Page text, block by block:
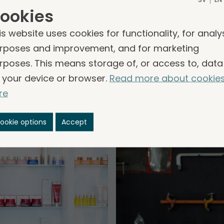
die aus Gruppen­unternehmen bestehen, die
sind. Die Leiter der
die Entwicklung der Gruppen­unternehmen
website uses cookies for functionality, for
and improvement, and for marketing
This means storage of, or access to, data
your device or browser. Read more about
options Accept